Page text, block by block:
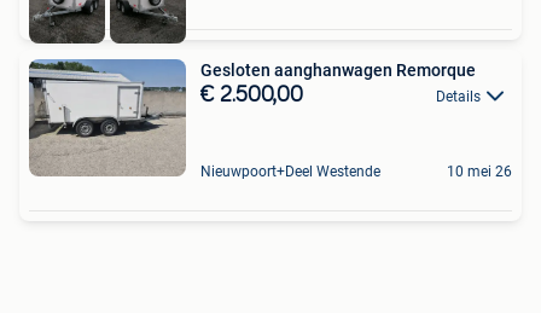
Gesloten aanghanwagen Remorque
€ 2.500,00 Details
Nieuwpoort+Deel Westende 10 mei 26